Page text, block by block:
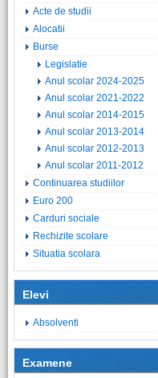
Acte de studii
Alocatii
Burse
Legislatie
Anul scolar 2024-2025
Anul scolar 2021-2022
Anul scolar 2014-2015
Anul scolar 2013-2014
Anul scolar 2012-2013
Anul scolar 2011-2012
Continuarea studiilor
Euro 200
Carduri sociale
Rechizite scolare
Situatia scolara
Elevi
Absolventi
Examene